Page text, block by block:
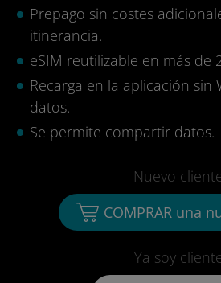
Prepago sin costes
itinerancia.
eSIM reutilizable en más de
Recarga en la aplicación sin
datos.
Se permite compartir datos.
Ya soy
Nuevo
COMPRAR una